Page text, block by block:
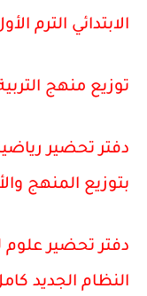
الابتدائي الترم
توزيع منهج
دفتر تحضير
بتوزيع المنهج
دفتر تحضير علوم
النظام الجديد